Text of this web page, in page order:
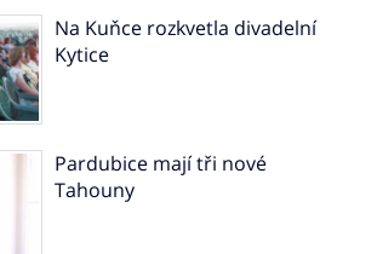
Na Kuňce rozkvetla divadelní
Kytice
Pardubice mají tři nové
Tahouny